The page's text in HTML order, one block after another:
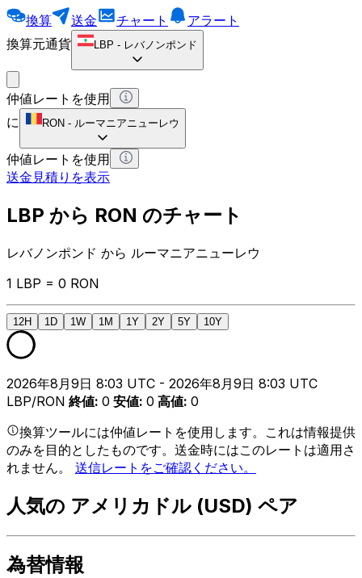
換算 送金 チャート
アラート
換算元通貨
LBP - レバノンポンド
仲値レートを使用
に
RON - ルーマニアニューレウ
仲値レートを使用
送金見積りを表示
LBP から RON のチャート
レバノンポンド から ルーマニアニューレウ
1 LBP = 0 RON
12H 1D 1W 1M 1Y 2Y 5Y 10Y
2026年8月9日 8:03 UTC - 2026年8月9日 8:03 UTC
LBP/RON 終値: 0 安値: 0 高値: 0
換算ツールには仲値レートを使用します。これは情報提供
のみを目的としたものです。送金時にはこのレートは適用さ
れません。 送信レートをご確認ください。
人気の アメリカドル (USD) ペア
為替情報